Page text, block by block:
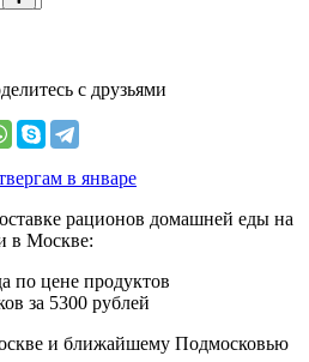
с друзьями
в январе
рационов домашней еды на
в Москве:
по цене продуктов
за 5300 рублей
и ближайшему Подмосковью